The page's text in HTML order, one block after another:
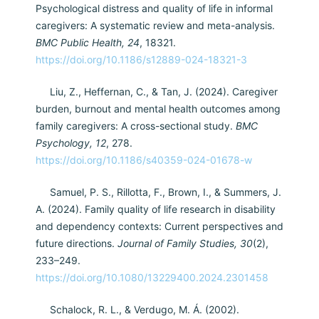
Psychological distress and quality of life in informal
caregivers: A systematic review and meta-analysis.
BMC Public Health, 24, 18321.
https://doi.org/10.1186/s12889-024-18321-3
Liu, Z., Heffernan, C., & Tan, J. (2024). Caregiver
burden, burnout and mental health outcomes among
family caregivers: A cross-sectional study. BMC
Psychology, 12, 278.
https://doi.org/10.1186/s40359-024-01678-w
Samuel, P. S., Rillotta, F., Brown, I., & Summers, J.
A. (2024). Family quality of life research in disability
and dependency contexts: Current perspectives and
future directions. Journal of Family Studies, 30(2),
233–249.
https://doi.org/10.1080/13229400.2024.2301458
Schalock, R. L., & Verdugo, M. Á. (2002).